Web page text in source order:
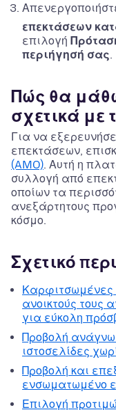
επεκτάσεων
επιλογή
περιήγησή σας.
Πώς θα
σχετικά με
Για να
επεκτάσεων,
(AMO). Αυτή η
συλλογή από
οποίων τα
ανεξάρτητους
κόσμο.
Σχετικό
Καρφιτσωμένες
ανοικτούς τους
για εύκολη
Προβολή
ιστοσελίδες
Προβολή και
ενσωματωμένο
Επιλογή